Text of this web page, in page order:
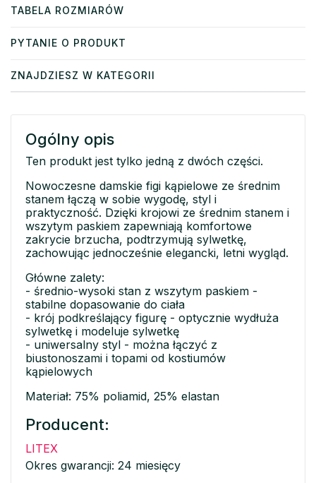
TABELA ROZMIARÓW
PYTANIE O PRODUKT
ZNAJDZIESZ W KATEGORII
Ogólny opis
Ten produkt jest tylko jedną z dwóch części.
Nowoczesne damskie figi kąpielowe ze średnim
stanem łączą w sobie wygodę, styl i
praktyczność. Dzięki krojowi ze średnim stanem i
wszytym paskiem zapewniają komfortowe
zakrycie brzucha, podtrzymują sylwetkę,
zachowując jednocześnie elegancki, letni wygląd.
Główne zalety:
- średnio-wysoki stan z wszytym paskiem -
stabilne dopasowanie do ciała
- krój podkreślający figurę - optycznie wydłuża
sylwetkę i modeluje sylwetkę
- uniwersalny styl - można łączyć z
biustonoszami i topami od kostiumów
kąpielowych
Materiał: 75% poliamid, 25% elastan
Producent:
LITEX
Okres gwarancji: 24 miesięcy